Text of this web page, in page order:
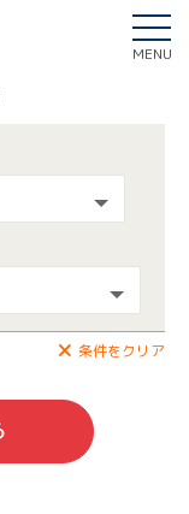
MENU
条件をクリア